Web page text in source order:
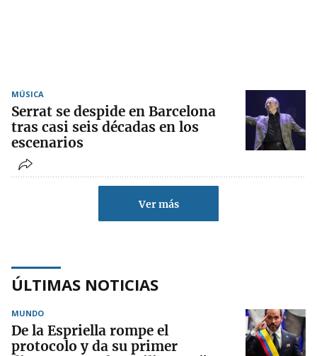
MÚSICA
Serrat se despide en Barcelona
tras casi seis décadas en los
escenarios
Ver más
ÚLTIMAS NOTICIAS
MUNDO
De la Espriella rompe el
protocolo y da su primer